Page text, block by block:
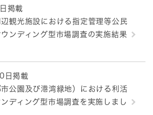
黒 青
とじる
掲載
観光施設における指定管理等公民
ンディング型市場調査の実施結果
日掲載
公園及び港湾緑地）における利活
ディング型市場調査を実施しまし